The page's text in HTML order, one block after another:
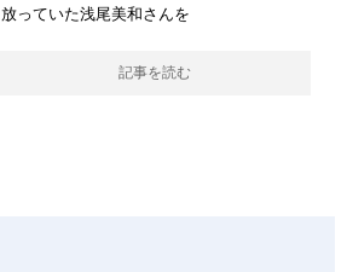
放っていた浅尾美和さんを
記事を読む